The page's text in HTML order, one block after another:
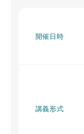
開催日時
講義形式